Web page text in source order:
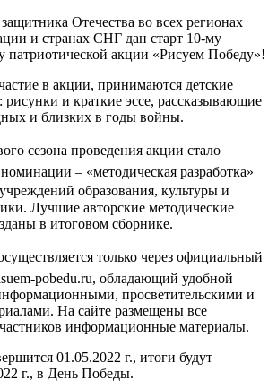
Отечества во всех регионах
и странах СНГ дан старт 10-му
патриотической акции «Рисуем Победу»!
в акции, принимаются детские
рисунки и краткие эссе, рассказывающие
и близких в годы войны.
сезона проведения акции стало
– «методическая разработка»
образования, культуры и
Лучшие авторские методические
в итоговом сборнике.
только через официальный
pobedu.ru, обладающий удобной
просветительскими и
На сайте размещены все
информационные материалы.
01.05.2022 г., итоги будут
г., в День Победы.